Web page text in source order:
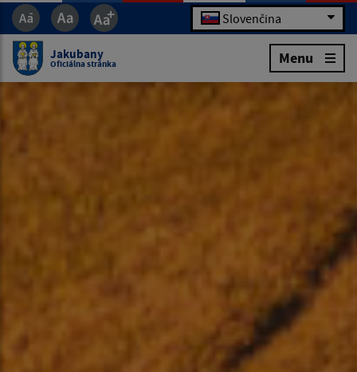
Slovenčina
Jakubany
Oficiálna stránka Menu